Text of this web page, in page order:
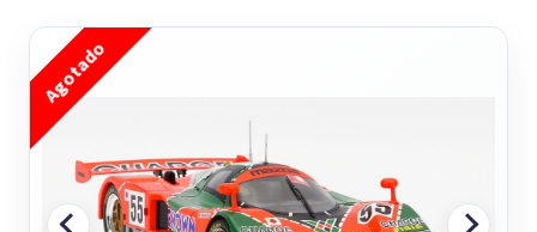
Agotado